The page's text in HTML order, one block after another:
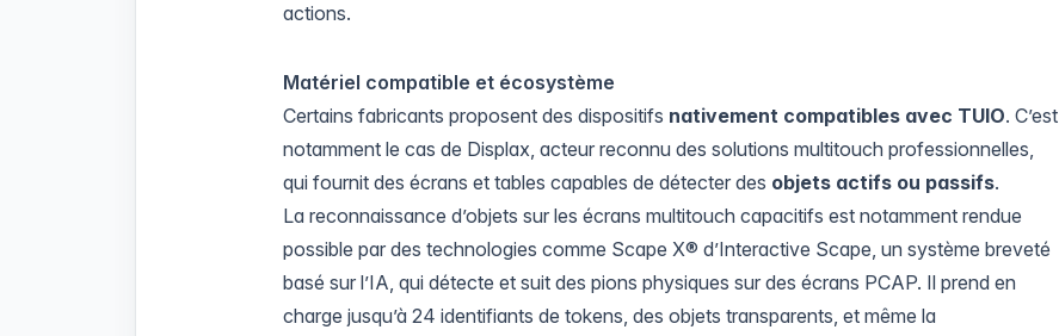
actions.
Matériel compatible et écosystème
Certains fabricants proposent des dispositifs nativement compatibles avec TUIO. C’est
notamment le cas de Displax, acteur reconnu des solutions multitouch professionnelles,
qui fournit des écrans et tables capables de détecter des objets actifs ou passifs.
La reconnaissance d’objets sur les écrans multitouch capacitifs est notamment rendue
possible par des technologies comme Scape X® d’Interactive Scape, un système breveté
basé sur l’IA, qui détecte et suit des pions physiques sur des écrans PCAP. Il prend en
charge jusqu’à 24 identifiants de tokens, des objets transparents, et même la